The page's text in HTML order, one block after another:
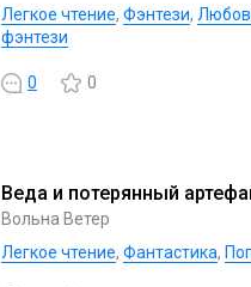
Легкое чтение, Фэнтези,
фэнтези
0 0
Веда и потерянный
Вольна Ветер
Легкое чтение, Фантастика,